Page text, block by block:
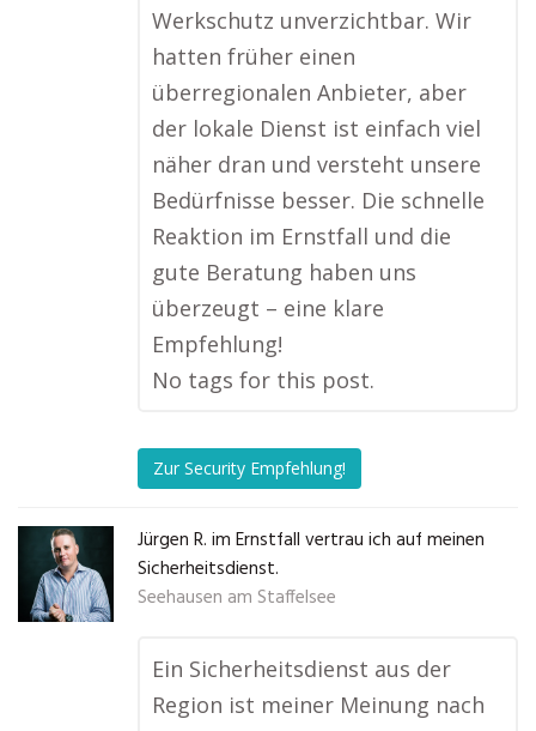
Werkschutz unverzichtbar. Wir
hatten früher einen
überregionalen Anbieter, aber
der lokale Dienst ist einfach viel
näher dran und versteht unsere
Bedürfnisse besser. Die schnelle
Reaktion im Ernstfall und die
gute Beratung haben uns
überzeugt – eine klare
Empfehlung!
No tags for this post.
Zur Security Empfehlung!
Jürgen R. im Ernstfall vertrau ich auf meinen
Sicherheitsdienst.
Seehausen am Staffelsee
Ein Sicherheitsdienst aus der
Region ist meiner Meinung nach